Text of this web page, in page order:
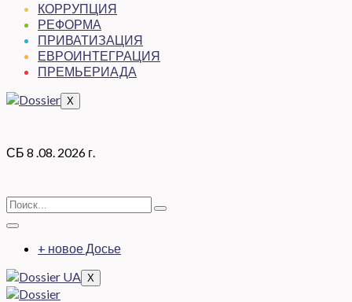
КОРРУПЦИЯ
РЕФОРМА
ПРИВАТИЗАЦИЯ
ЕВРОИНТЕГРАЦИЯ
ПРЕМЬЕРИАДА
X
СБ 8 .08. 2026 г.
+ новое Досье
X